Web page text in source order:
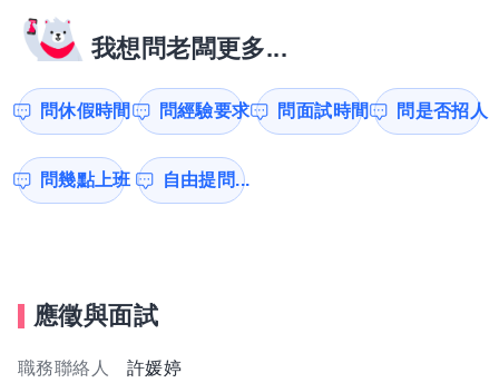
我想問老闆更多...
問休假時間 問經驗要求 問面試時間 問是否招人
問幾點上班 自由提問...
應徵與面試
職務聯絡人 許媛婷